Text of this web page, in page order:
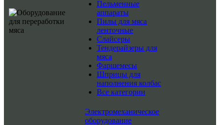
Пельменные
аппараты
Пилы для мяса
ленточные
Слайсеры
Тендерайзеры для
мяса
Фаршемесы
Шприцы для
наполнения колбас
Все категории
Электромеханическое
оборудование